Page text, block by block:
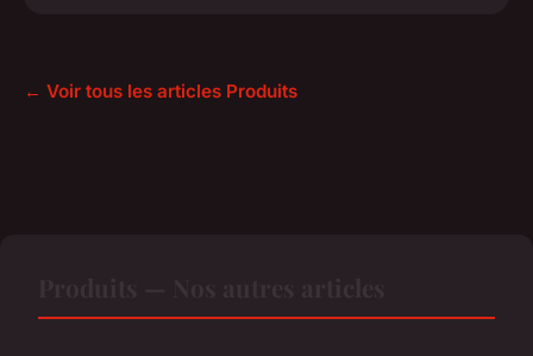
← Voir tous les articles Produits